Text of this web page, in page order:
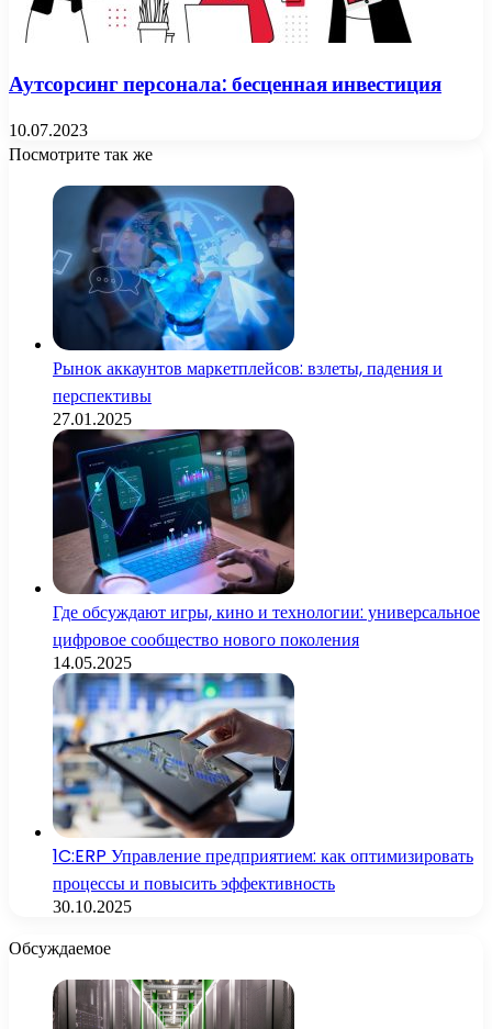
Аутсорсинг персонала: бесценная инвестиция
10.07.2023
Посмотрите так же
Рынок аккаунтов маркетплейсов: взлеты, падения и
перспективы
27.01.2025
Где обсуждают игры, кино и технологии: универсальное
цифровое сообщество нового поколения
14.05.2025
1C:ERP Управление предприятием: как оптимизировать
процессы и повысить эффективность
30.10.2025
Обсуждаемое